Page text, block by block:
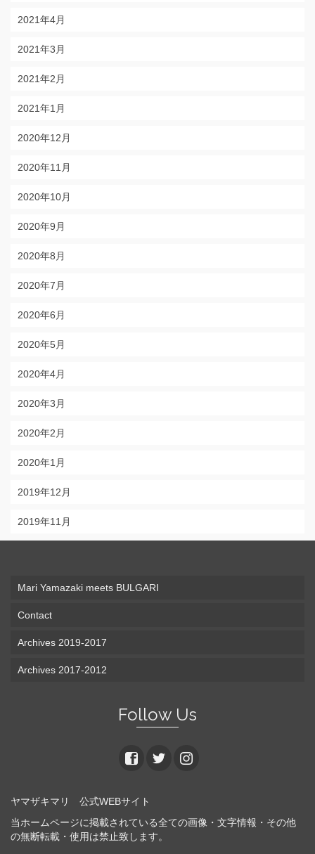
2021年4月
2021年3月
2021年2月
2021年1月
2020年12月
2020年11月
2020年10月
2020年9月
2020年8月
2020年7月
2020年6月
2020年5月
2020年4月
2020年3月
2020年2月
2020年1月
2019年12月
2019年11月
Mari Yamazaki meets BULGARI
Contact
Archives 2019-2017
Archives 2017-2012
Follow Us
ヤマザキマリ 公式WEBサイト
当ホームページに掲載されている全ての画像・文字情報・その他
の無断転載・使用は禁止致します。